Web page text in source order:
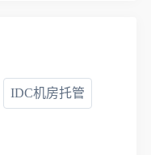
IDC机房托管